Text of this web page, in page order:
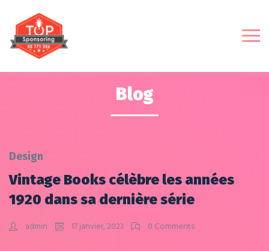
Blog
Design
Vintage Books célèbre les années
1920 dans sa dernière série
admin 17 janvier, 2023 0 Comments